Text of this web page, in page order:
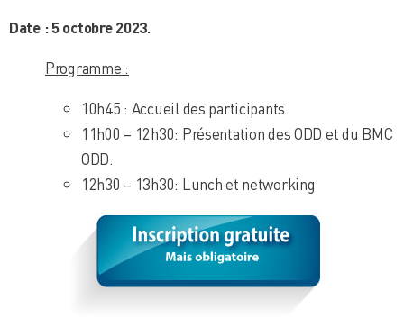
Date : 5 octobre 2023.
Programme :
10h45 : Accueil des participants.
11h00 – 12h30: Présentation des ODD et du BMC
ODD.
12h30 – 13h30: Lunch et networking